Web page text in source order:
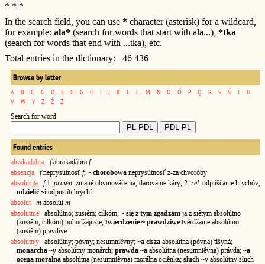
* * *
In the search field, you can use * character (asterisk) for a wildcard,
for example: ala* (search for words that start with ala...), *tka
(search for words that end with ...tka), etc.
Total entries in the dictionary: 46 436
Browse by letter
A B C Ć D E F G H I J K L Ł M N O Ó P Q R S Ś T
U
V
W Y Z Ź Ż
Search for word
Found entries
abrakadabra fabrakadábra f
absencja
fneprysútnosť f; ~ chorobowa neprysútnosť z-za chvoróby
absolucj|a
f1. prawn. zniatié obvinováčenia, darovánie káry; 2. rel. odpúščanie hrychôv;
udzielić ~i odpustíti hrychí
absolut
m absolút m
absolutnie absolútno; zusiêm; ciłkóm; ~ się z tym zgadzam ja z siêtym absolútno
(zusiêm, ciłkóm) pohodžájusie; twierdzenie ~ prawdziwe tvérdžanie absolútno
(zusiêm) pravdíve
absolutn|y absolútny; póvny; nesumniêvny; ~a cisza absolútna (póvna) tišyná;
monarcha ~y absolútny monárch; prawda ~a absolútna (nesumniêvna) právda; ~a
ocena moralna absolútna (nesumniêvna) morálna ociênka; słuch ~y absolútny słuch